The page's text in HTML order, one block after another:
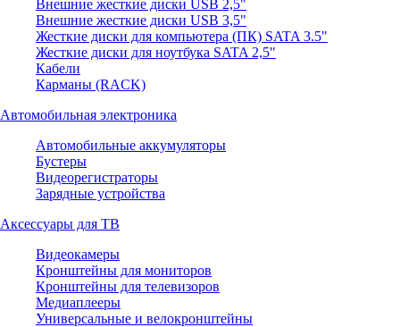
Внешние жесткие диски USB 2,5"
Внешние жесткие диски USB 3,5"
Жесткие диски для компьютера (ПК) SATA 3.5"
Жесткие диски для ноутбука SATA 2,5"
Кабели
Карманы (RACK)
Автомобильная электроника
Автомобильные аккумуляторы
Бустеры
Видеорегистраторы
Зарядные устройства
Аксессуары для ТВ
Видеокамеры
Кронштейны для мониторов
Кронштейны для телевизоров
Медиаплееры
Универсальные и велокронштейны